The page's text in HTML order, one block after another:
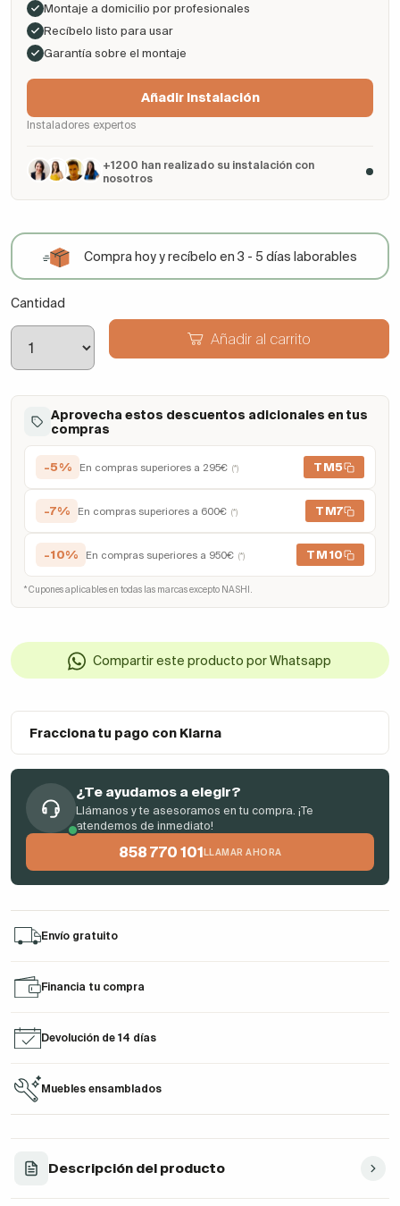
Montaje a domicilio por profesionales
Recíbelo listo para usar
Garantía sobre el montaje
Añadir Instalación
Instaladores expertos
+1200 han realizado su instalación con
nosotros
Compra hoy y recíbelo en 3 - 5 días laborables
Cantidad
Añadir al carrito
Aprovecha estos descuentos adicionales en tus
compras
-5% En compras superiores a 295€ (*) TM5
-7% En compras superiores a 600€ (*) TM7
-10% En compras superiores a 950€ (*) TM10
* Cupones aplicables en todas las marcas excepto NASHI.
Compartir este producto por Whatsapp
Fracciona tu pago con Klarna
¿Te ayudamos a elegir?
Llámanos y te asesoramos en tu compra. ¡Te
atendemos de inmediato!
858 770 101 LLAMAR AHORA
Envío gratuito
Financia tu compra
Devolución de 14 días
Muebles ensamblados
Descripción del producto